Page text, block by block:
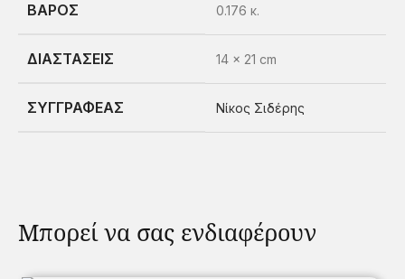
ΒΆΡΟΣ 0.176 κ.
ΔΙΑΣΤΆΣΕΙΣ 14 × 21 cm
ΣΥΓΓΡΑΦΈΑΣ Νίκος Σιδέρης
Μπορεί να σας ενδιαφέρουν